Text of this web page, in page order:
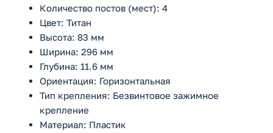
Количество постов (мест): 4
Цвет: Титан
Высота: 83 мм
Ширина: 296 мм
Глубина: 11.6 мм
Ориентация: Горизонтальная
Тип крепления: Безвинтовое зажимное
крепление
Материал: Пластик